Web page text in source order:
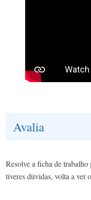
Avalia
Resolve a ficha de trabalho
tiveres dúvidas, volta a ver